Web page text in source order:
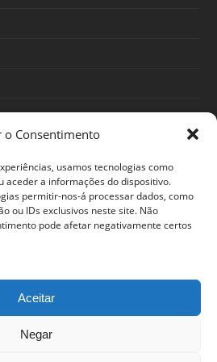
o Consentimento
usamos tecnologias como
aceder a informações do dispositivo.
permitir-nos-á processar dados, como
ou IDs exclusivos neste site. Não
pode afetar negativamente certos
Aceitar
Negar
esse poder é teu
que o alerta tome conta da
Todos os direitos reservados